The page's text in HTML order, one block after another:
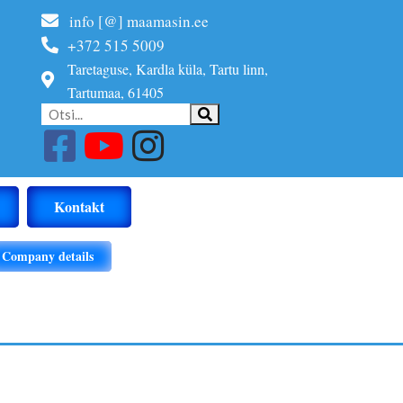
info [@] maamasin.ee
+372 515 5009
Taretaguse, Kardla küla, Tartu linn,
Tartumaa, 61405
Kontakt
Company details